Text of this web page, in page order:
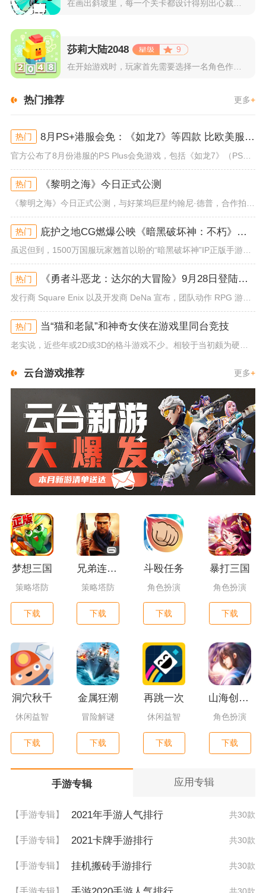
莎莉大陆2048
9
热门推荐 更多+
热门 8月PS+港服会免：《如龙7》等四款 比欧美服多一款
官方公布了8月份港服的PS Plus会免游戏，包括《如龙7》（PS4/PS5）、《小小梦魇》（PS4）、《托尼霍克职业滑...
热门 《黎明之海》今日正式公测
热门 庇护之地CG燃爆公映《暗黑破坏神：不朽》今日全平台上线
虽迟但到，1500万国服玩家翘首以盼的“暗黑破坏神”IP正版手游《暗黑破坏神：不朽》已于今日全平台上线！动作RPG王者再...
热门 《勇者斗恶龙：达尔的大冒险》9月28日登陆苹果谷歌应用商店
发行商 Square Enix 以及开发商 DeNa 宣布，团队动作 RPG 游戏《勇者斗恶龙：达尔的大冒险 魂之绊》将...
热门 当“猫和老鼠”和神奇女侠在游戏里同台竞技
云台游戏推荐 更多+
梦想三国
策略塔防
下载
兄弟连3：战争之子
策略塔防
下载
斗殴任务
角色扮演
下载
暴打三国
角色扮演
下载
洞穴秋千
休闲益智
下载
金属狂潮
冒险解谜
下载
再跳一次
休闲益智
下载
山海创世录一剑天逆
角色扮演
下载
手游专辑 应用专辑
【手游专辑】 2021年手游人气排行 共30款
【手游专辑】 2021卡牌手游排行 共30款
【手游专辑】 挂机搬砖手游排行 共30款
共30款